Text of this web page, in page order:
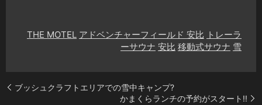
THE MOTEL アドベンチャーフィールド 安比 トレーラ
ーサウナ 安比 移動式サウナ 雪
ブッシュクラフトエリアでの雪中キャンプ?
かまくらランチの予約がスタート!!